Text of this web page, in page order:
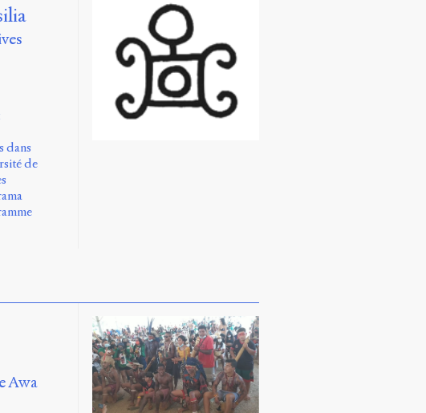
dans
de
Awa